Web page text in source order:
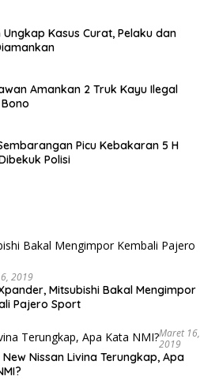
Kasus Curat, Pelaku dan
Amankan 2 Truk Kayu Ilegal
Picu Kebakaran 5 H
Polisi
2019
Mitsubishi Bakal Mengimpor
Pajero Sport
Maret 16,
2019
New Nissan Livina Terungkap, Apa